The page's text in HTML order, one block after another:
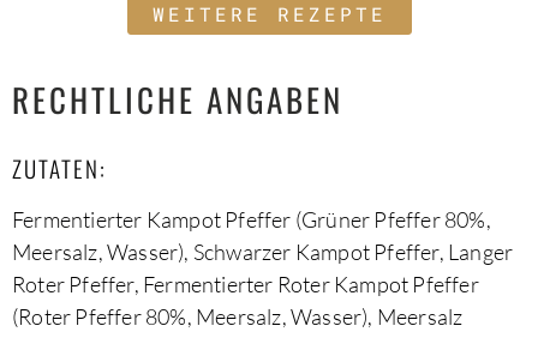
WEITERE REZEPTE
RECHTLICHE ANGABEN
ZUTATEN:
Fermentierter Kampot Pfeffer (Grüner Pfeffer 80%,
Meersalz, Wasser), Schwarzer Kampot Pfeffer, Langer
Roter Pfeffer, Fermentierter Roter Kampot Pfeffer
(Roter Pfeffer 80%, Meersalz, Wasser), Meersalz